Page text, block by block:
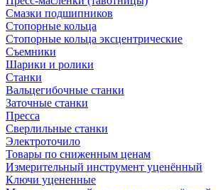
Смазки подшипников
Стопорные кольца
Стопорные кольца эксцентрические
Съемники
Шарики и ролики
Станки
Вальцегибочные станки
Заточные станки
Пресса
Сверлильные станки
Электроточило
Товары по сниженным ценам
Измерительный инструмент уценённый
Ключи уцененные